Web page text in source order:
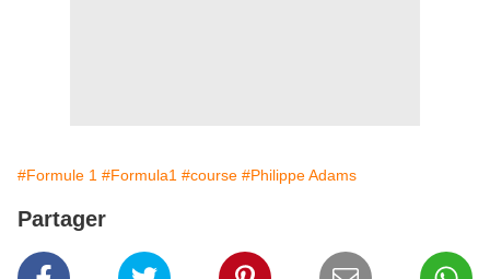
#Formule 1 #Formula1 #course #Philippe Adams
Partager